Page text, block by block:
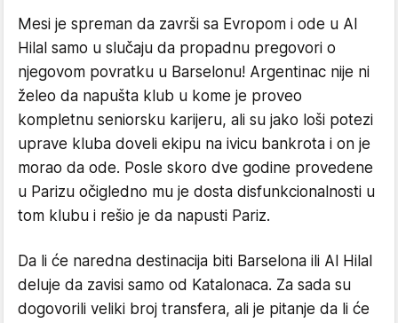
Mesi je spreman da završi sa Evropom i ode u Al
Hilal samo u slučaju da propadnu pregovori o
njegovom povratku u Barselonu! Argentinac nije ni
želeo da napušta klub u kome je proveo
kompletnu seniorsku karijeru, ali su jako loši potezi
uprave kluba doveli ekipu na ivicu bankrota i on je
morao da ode. Posle skoro dve godine provedene
u Parizu očigledno mu je dosta disfunkcionalnosti u
tom klubu i rešio je da napusti Pariz.
Da li će naredna destinacija biti Barselona ili Al Hilal
deluje da zavisi samo od Katalonaca. Za sada su
dogovorili veliki broj transfera, ali je pitanje da li će